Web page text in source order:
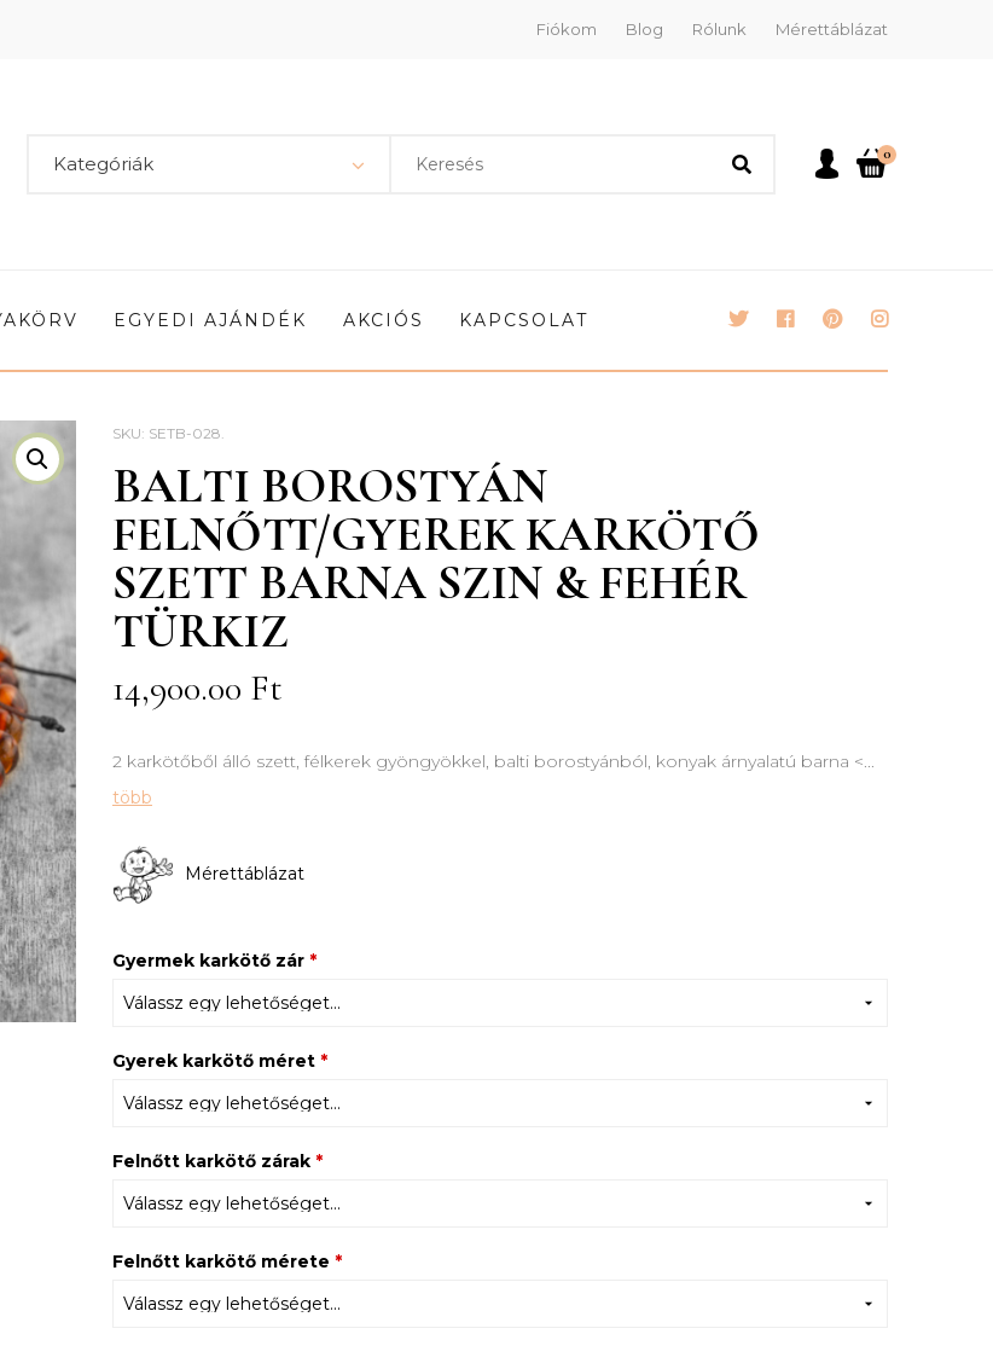
Fiókom Blog Rólunk Mérettáblázat
Kategóriák 0
EGYEDI AJÁNDÉK AKCIÓS KAPCSOLAT
ÚJ
SKU: SETB-028.
BALTI BOROSTYÁN
FELNŐTT/GYEREK KARKÖTŐ
SZETT BARNA SZIN & FEHÉR
TÜRKIZ
14,900.00 Ft
2 karkötőből álló szett, félkerek gyöngyökkel, balti borostyánból, konyak árnyalatú barna <...
több
Mérettáblázat
Gyermek karkötő zár *
Gyerek karkötő méret *
Felnőtt karkötő zárak *
Felnőtt karkötő mérete *